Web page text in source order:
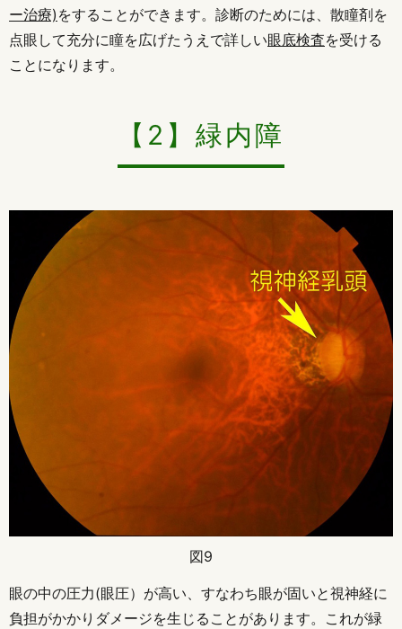
ー治療) をすることができます。診断のためには、散瞳剤を
点眼して充分に瞳を広げたうえで詳しい眼底検査を受ける
ことになります。
【2】緑内障
図9
眼の中の圧力(眼圧）が高い、すなわち眼が固いと視神経に
負担がかかりダメージを生じることがあります。これが緑